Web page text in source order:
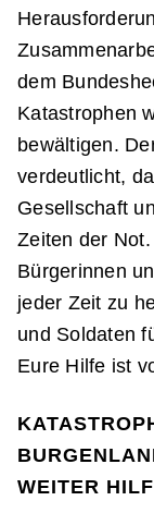
dem
Katastrophen
bewältigen.
verdeutlicht,
Gesellschaft
Zeiten der
Bürgerinnen
jeder Zeit zu
und Soldaten
Eure Hilfe ist
WEITER